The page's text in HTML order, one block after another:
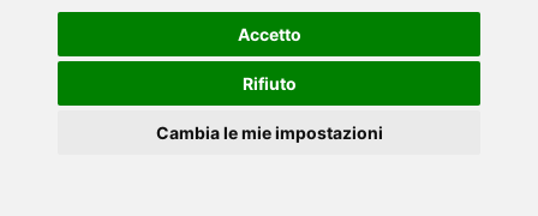
Accetto
Rifiuto
Cambia le mie impostazioni